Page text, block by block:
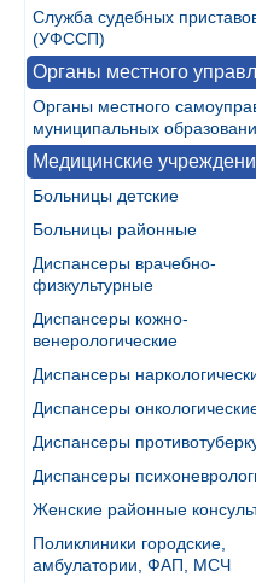
Служба судебных
(УФССП)
Органы местного
Органы местного
муниципальных
Медицинские
Больницы детские
Больницы районные
Диспансеры врачебно-
физкультурные
Диспансеры кожно-
венерологические
Диспансеры
Диспансеры
Диспансеры
Диспансеры
Женские районные
Поликлиники городские,
амбулатории, ФАП, МСЧ